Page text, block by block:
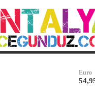
Bist-
Dolar
Euro